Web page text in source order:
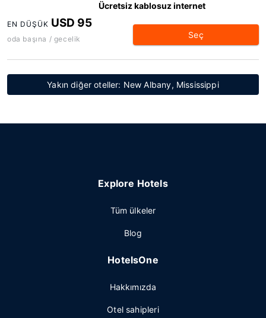
Ücretsiz kablosuz internet
EN DÜŞÜK USD 95
oda başına / gecelik Seç
Yakın diğer oteller: New Albany, Mississippi
Explore Hotels
Tüm ülkeler
Blog
HotelsOne
Hakkımızda
Otel sahipleri